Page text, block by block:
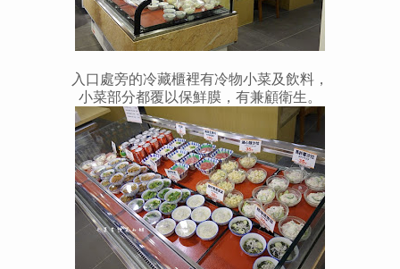
入口處旁的冷藏櫃裡有冷物小菜及飲料，
小菜部分都覆以保鮮膜，有兼顧衛生。